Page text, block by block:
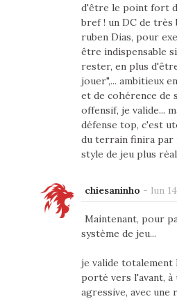
d'être le point fort
bref ! un DC de très
ruben Dias, pour
être indispensable
rester, en plus
jouer",... ambitieux
et de cohérence de
offensif, je valide...
défense top, c'est
du terrain finira par
style de jeu plus
chiesaninho - lun
Maintenant, pour
système de jeu...
je valide totalement
porté vers l'avant, à
agressive, avec une